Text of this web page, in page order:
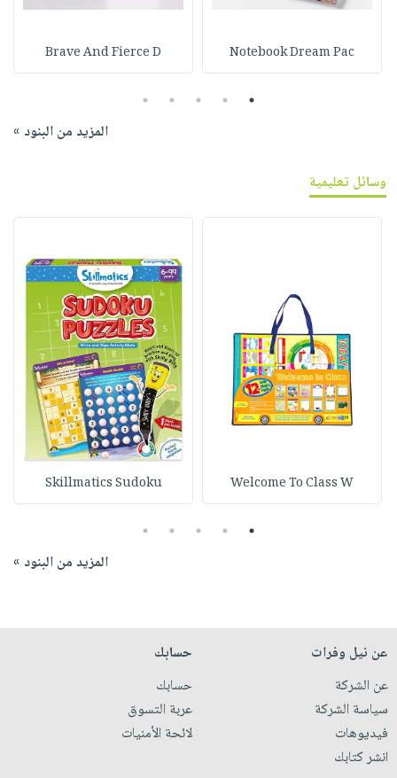
Notebook Dream Pac
Brave And Fierce D
1
2
3
4
5
المزيد من البنود »
وسائل تعليمية
Welcome To Class W
Skillmatics Sudoku
1
2
3
4
5
المزيد من البنود »
عن نيل وفرات
عن الشركة
سياسة الشركة
فيديوهات
انشر كتابك
حسابك
حسابك
عربة التسوق
لائحة الأمنيات